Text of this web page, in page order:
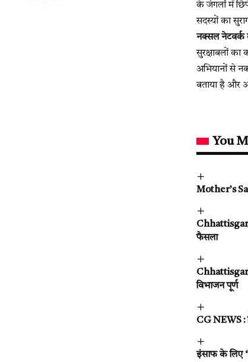
के जंगलों में
सदस्यों का
नक्सल नेटवर्क
सुरक्षाबलों का
अभियानों से
बताया है और
You
Mother’s
Chhattisgarh
फैसला
विभाजन पूर्ण
CG NEWS :
इंसाफ के लिए